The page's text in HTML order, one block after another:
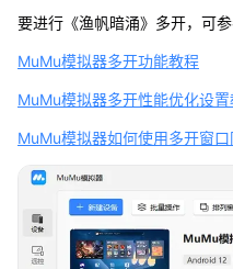
要进行《渔帆暗涌》多开，可参
MuMu模拟器多开功能教程
MuMu模拟器多开性能优化设
MuMu模拟器如何使用多开窗